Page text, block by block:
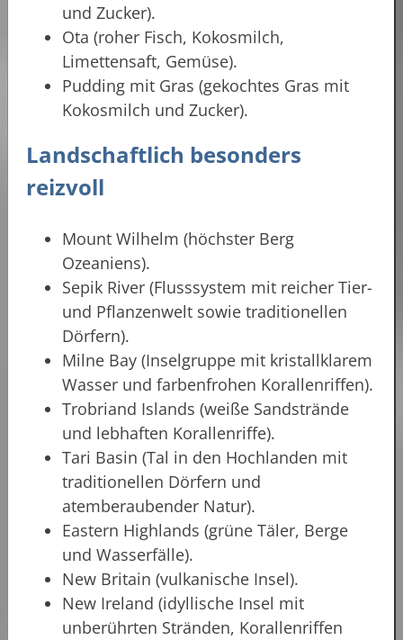
und Zucker).
Ota (roher Fisch, Kokosmilch,
Limettensaft, Gemüse).
Pudding mit Gras (gekochtes Gras mit
Kokosmilch und Zucker).
Landschaftlich besonders
reizvoll
Mount Wilhelm (höchster Berg
Ozeaniens).
Sepik River (Flusssystem mit reicher Tier-
und Pflanzenwelt sowie traditionellen
Dörfern).
Milne Bay (Inselgruppe mit kristallklarem
Wasser und farbenfrohen Korallenriffen).
Trobriand Islands (weiße Sandstrände
und lebhaften Korallenriffe).
Tari Basin (Tal in den Hochlanden mit
traditionellen Dörfern und
atemberaubender Natur).
Eastern Highlands (grüne Täler, Berge
und Wasserfälle).
New Britain (vulkanische Insel).
New Ireland (idyllische Insel mit
unberührten Stränden, Korallenriffen